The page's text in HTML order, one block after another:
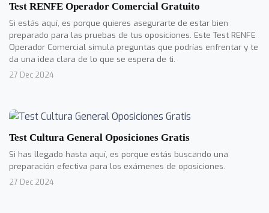
Test RENFE Operador Comercial Gratuito
Si estás aquí, es porque quieres asegurarte de estar bien
preparado para las pruebas de tus oposiciones. Este Test RENFE
Operador Comercial simula preguntas que podrías enfrentar y te
da una idea clara de lo que se espera de ti.
27 Dec 2024
Test Cultura General Oposiciones Gratis
Si has llegado hasta aquí, es porque estás buscando una
preparación efectiva para los exámenes de oposiciones.
27 Dec 2024